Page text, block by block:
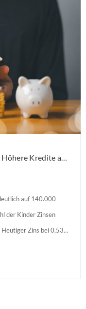
auf 140.000
der Kinder Zinsen
Zins bei 0,53